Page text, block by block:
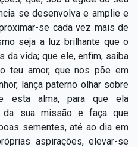
se desenvolva e amplie e
se cada vez mais de
seja a luz brilhante que o
da vida; que ele, enfim, saiba
teu amor, que nos põe em
lança paterno olhar sobre
esta alma, para que ela
da sua missão e faça que
sementes, até ao dia em
aspirações, elevar-se